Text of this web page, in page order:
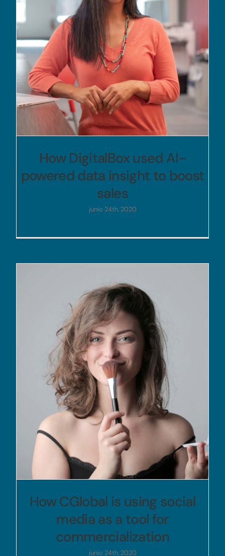
How DigitalBox used AI-
powered data insight to boost
sales
junio 24th, 2020
How CGlobal is using social
media as a tool for
commercialization
junio 24th, 2020